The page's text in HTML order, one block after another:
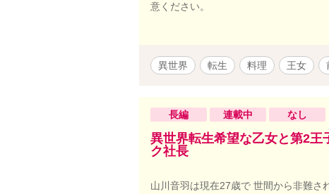
意ください。
異世界 転生 料理 王女
長編 連載中 なし
異世界転生希望な乙女と第2王
ク社長
山川音羽は現在27歳で 世間から非難さ